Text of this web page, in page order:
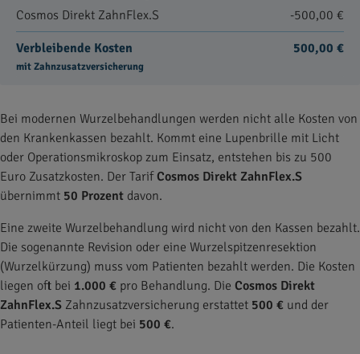
Cosmos Direkt ZahnFlex.S -500,00 €
Verbleibende Kosten
mit Zahnzusatzversicherung
500,00 €
Bei modernen Wurzelbehandlungen werden nicht alle Kosten von
den Krankenkassen bezahlt. Kommt eine Lupenbrille mit Licht
oder Operationsmikroskop zum Einsatz, entstehen bis zu 500
Euro Zusatzkosten. Der TarifCosmos Direkt ZahnFlex.S
übernimmt 50 Prozent davon.
Eine zweite Wurzelbehandlung wird nicht von den Kassen bezahlt.
Die sogenannte Revision oder eine Wurzelspitzenresektion
(Wurzelkürzung) muss vom Patienten bezahlt werden. Die Kosten
liegen oft bei 1.000 € pro Behandlung. Die Cosmos Direkt
ZahnFlex.S Zahnzusatzversicherung erstattet 500 € und der
Patienten-Anteil liegt bei 500 €.